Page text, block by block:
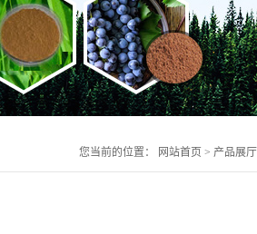
您当前的位置： 网站首页 > 产品展厅